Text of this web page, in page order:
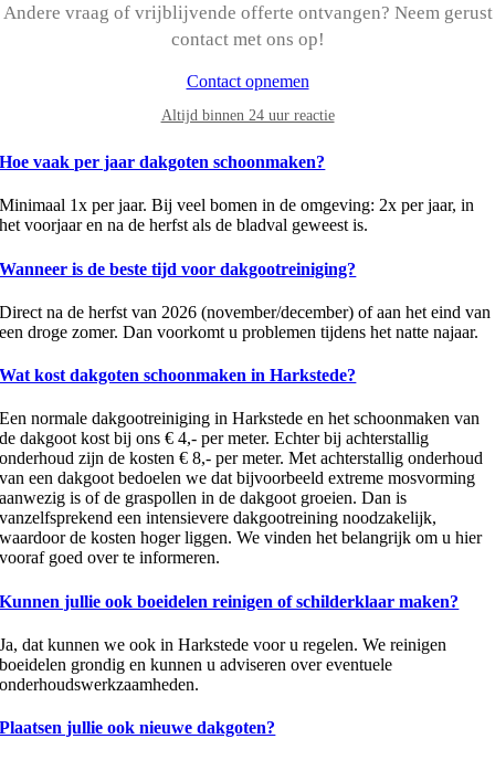
Andere vraag of vrijblijvende offerte ontvangen? Neem gerust
contact met ons op!
Contact opnemen
Altijd binnen 24 uur reactie
Hoe vaak per jaar dakgoten schoonmaken?
Minimaal 1x per jaar. Bij veel bomen in de omgeving: 2x per jaar, in
het voorjaar en na de herfst als de bladval geweest is.
Wanneer is de beste tijd voor dakgootreiniging?
Direct na de herfst van 2026 (november/december) of aan het eind van
een droge zomer. Dan voorkomt u problemen tijdens het natte najaar.
Wat kost dakgoten schoonmaken in Harkstede?
Een normale dakgootreiniging in Harkstede en het schoonmaken van
de dakgoot kost bij ons € 4,- per meter. Echter bij achterstallig
onderhoud zijn de kosten € 8,- per meter. Met achterstallig onderhoud
van een dakgoot bedoelen we dat bijvoorbeeld extreme mosvorming
aanwezig is of de graspollen in de dakgoot groeien. Dan is
vanzelfsprekend een intensievere dakgootreining noodzakelijk,
waardoor de kosten hoger liggen. We vinden het belangrijk om u hier
vooraf goed over te informeren.
Kunnen jullie ook boeidelen reinigen of schilderklaar maken?
Ja, dat kunnen we ook in Harkstede voor u regelen. We reinigen
boeidelen grondig en kunnen u adviseren over eventuele
onderhoudswerkzaamheden.
Plaatsen jullie ook nieuwe dakgoten?